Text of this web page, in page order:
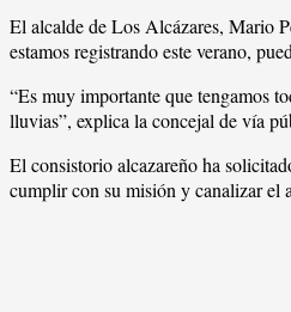
El alcalde de Los Alcázares, Mario
estamos registrando este verano,
“Es muy importante que tengamos
lluvias”, explica la concejal de vía
El consistorio alcazareño ha
cumplir con su misión y canalizar el